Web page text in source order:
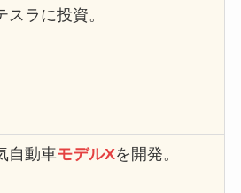
スラに投資。
自動車モデルXを開発。